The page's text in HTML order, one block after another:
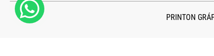
PRINTON